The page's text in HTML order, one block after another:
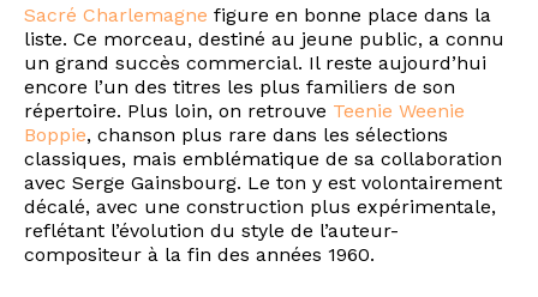
Sacré Charlemagne figure en bonne place dans la
liste. Ce morceau, destiné au jeune public, a connu
un grand succès commercial. Il reste aujourd’hui
encore l’un des titres les plus familiers de son
répertoire. Plus loin, on retrouve Teenie Weenie
Boppie, chanson plus rare dans les sélections
classiques, mais emblématique de sa collaboration
avec Serge Gainsbourg. Le ton y est volontairement
décalé, avec une construction plus expérimentale,
reflétant l’évolution du style de l’auteur-
compositeur à la fin des années 1960.